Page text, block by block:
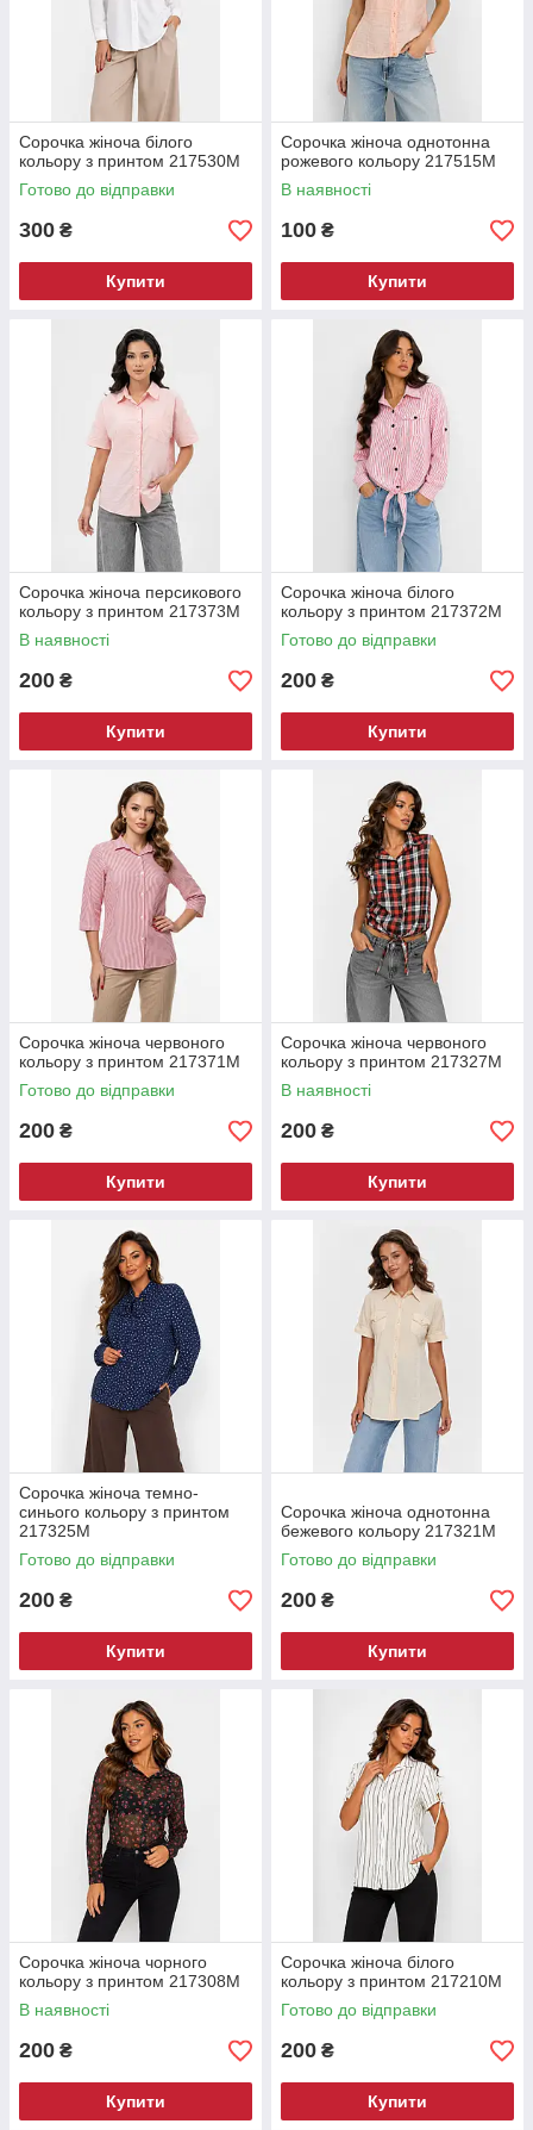
Сорочка жіноча білого
кольору з принтом 217530M
Готово до відправки
300 ₴
Купити
Сорочка жіноча однотонна
рожевого кольору 217515M
В наявності
100 ₴
Купити
Сорочка жіноча персикового
кольору з принтом 217373M
В наявності
200 ₴
Купити
Сорочка жіноча білого
кольору з принтом 217372M
Готово до відправки
200 ₴
Купити
Сорочка жіноча червоного
кольору з принтом 217371M
Готово до відправки
200 ₴
Купити
Сорочка жіноча червоного
кольору з принтом 217327M
В наявності
200 ₴
Купити
Сорочка жіноча темно-
синього кольору з принтом
217325M
Готово до відправки
200 ₴
Купити
Сорочка жіноча однотонна
бежевого кольору 217321M
Готово до відправки
200 ₴
Купити
Сорочка жіноча чорного
кольору з принтом 217308M
В наявності
200 ₴
Купити
Сорочка жіноча білого
кольору з принтом 217210M
Готово до відправки
200 ₴
Купити